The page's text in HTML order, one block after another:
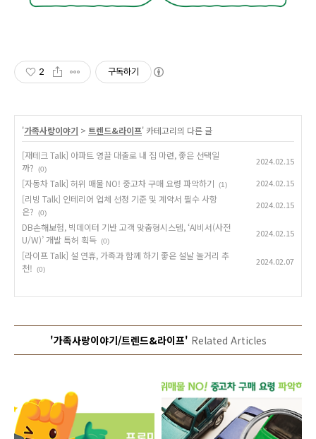
2 구독하기
'가족사랑이야기 > 트렌드&라이프' 카테고리의 다른 글
[재테크 Talk] 아파트 영끌 대출로 내 집 마련, 좋은 선택일
까?
(0)
2024.02.15
[자동차 Talk] 허위 매물 NO! 중고차 구매 요령 파악하기 (1) 2024.02.15
[리빙 Talk] 인테리어 업체 선정 기준 및 계약서 필수 사항
은?
(0)
2024.02.15
DB손해보험, 빅데이터 기반 고객 맞춤형시스템, ‘AI비서(사전
U/W)’ 개발 특허 획득 (0)
2024.02.15
[라이프 Talk] 설 연휴, 가족과 함께 하기 좋은 설날 놀거리 추
천!
(0)
2024.02.07
'가족사랑이야기/트렌드&라이프' Related Articles